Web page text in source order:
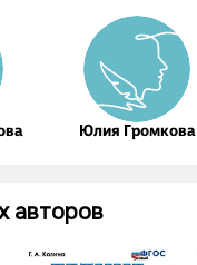
Юлия Громкова
авторов